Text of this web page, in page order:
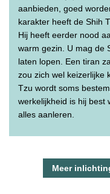
aanbieden, goed
karakter heeft de Shih
Hij heeft eerder nood
warm gezin. U mag de
laten lopen. Een tiran
zou zich wel keizerlijke
Tzu wordt soms
werkelijkheid is hij best
alles aanleren.
Meer